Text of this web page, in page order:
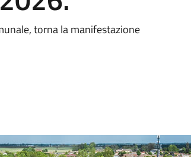
torna la manifestazione